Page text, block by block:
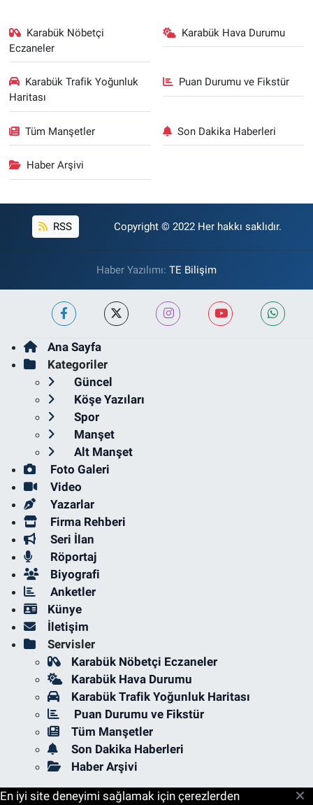
Karabük Nöbetçi
Eczaneler
Karabük Hava Durumu
Karabük Trafik Yoğunluk
Haritası
Puan Durumu ve Fikstür
Tüm Manşetler Son Dakika Haberleri
Haber Arşivi
RSS Copyright © 2022 Her hakkı saklıdır.
Haber Yazılımı: TE Bilişim
Ana Sayfa
Kategoriler
Güncel
Köşe Yazıları
Spor
Manşet
Alt Manşet
Foto Galeri
Video
Yazarlar
Firma Rehberi
Seri İlan
Röportaj
Biyografi
Anketler
Künye
İletişim
Servisler
Karabük Nöbetçi Eczaneler
Karabük Hava Durumu
Karabük Trafik Yoğunluk Haritası
Puan Durumu ve Fikstür
Tüm Manşetler
Son Dakika Haberleri
Haber Arşivi
En iyi site deneyimi sağlamak için çerezlerden